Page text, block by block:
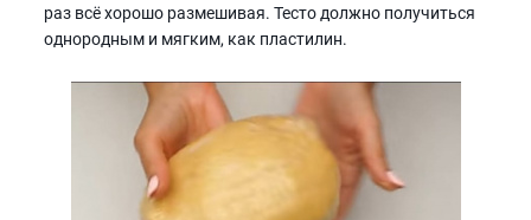
раз всё хорошо размешивая. Тесто должно получиться
однородным и мягким, как пластилин.